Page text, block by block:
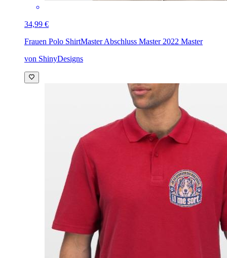
34,99 €
Frauen Polo ShirtMaster Abschluss Master 2022 Master
von ShinyDesigns